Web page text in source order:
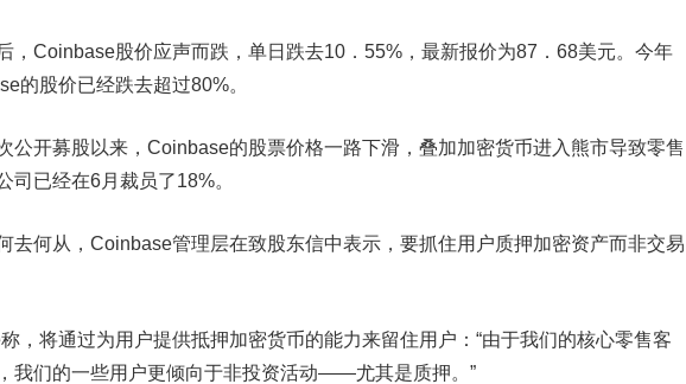
， Coinbase股价应声而跌 ， 单日跌去10 ． 55%， 最新报价为87 ． 68美元。今年
的股价已经跌去超过80%。
公开募股以来，Coinbase的股票价格一路下滑 ， 叠加加密货币进入熊市导致零售
司 已经在6月裁员了18%。
去何从，Coinbase管理层在致股东信中表示，要抓住用户质押加密资产而非交易
称，将通过为用户提供抵押加密货币的能力来留住用户：“由于我们的核心零售客
我们的一些用户更倾向于非投资活动——尤其是质押。”